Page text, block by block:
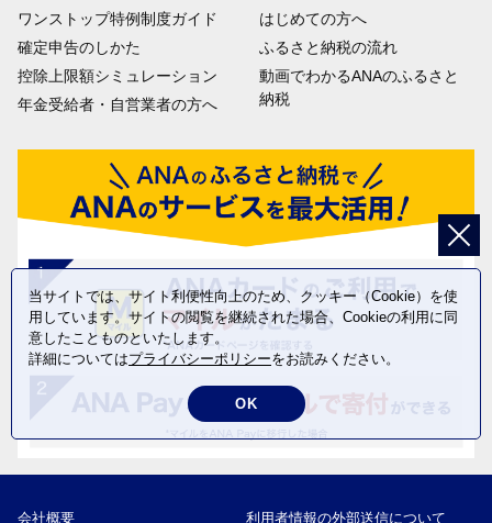
ワンストップ特例制度ガイド
確定申告のしかた
控除上限額シミュレーション
年金受給者・自営業者の方へ
はじめての方へ
ふるさと納税の流れ
動画でわかるANAのふるさと
納税
会社概要 利用者情報の外部送信について
当サイトでは、サイト利便性向上のため、クッキー（Cookie）を使
用しています。サイトの閲覧を継続された場合、Cookieの利用に同
意したことものといたします。
詳細についてはプライバシーポリシーをお読みください。
OK